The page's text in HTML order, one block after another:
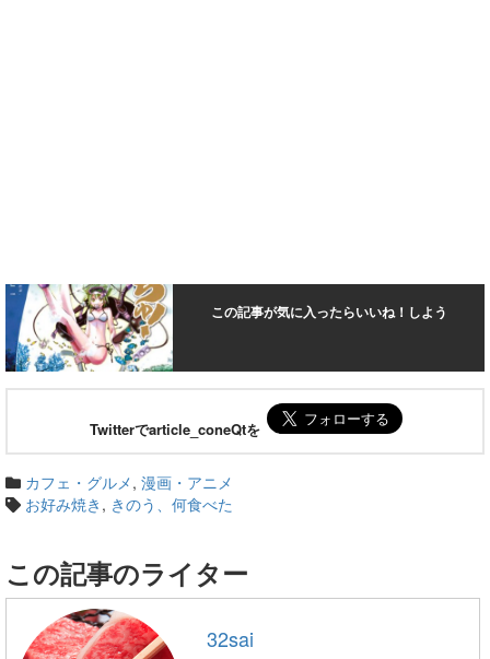
この記事が気に入ったらいいね！しよう
Twitterでarticle_coneQtを
カフェ・グルメ, 漫画・アニメ
お好み焼き , きのう、何食べた
この記事のライター
32sai